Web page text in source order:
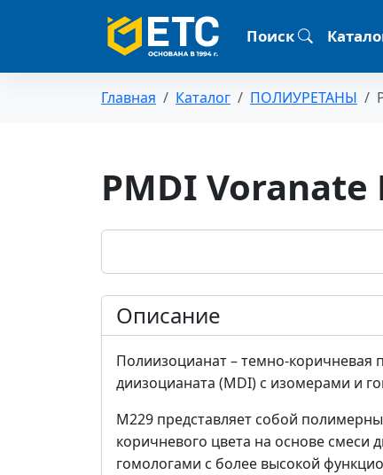
Поиск
Главная Каталог ПОЛИУРЕТАНЫ
PMDI Voranate
Описание
Полиизоцианат – темно-коричневая
диизоцианата (MDI) с изомерами и
M229 представляет собой
коричневого цвета на основе
гомологами с более высокой